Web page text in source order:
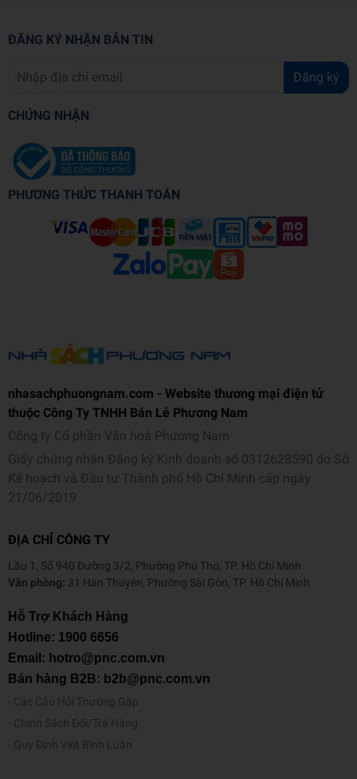
ĐĂNG KÝ NHẬN BẢN TIN
Đăng ký
CHỨNG NHẬN
PHƯƠNG THỨC THANH TOÁN
nhasachphuongnam.com - Website thương mại điện tử
thuộc Công Ty TNHH Bán Lẻ Phương Nam
Công ty Cổ phần Văn hoá Phương Nam
Giấy chứng nhận Đăng ký Kinh doanh số 0312628590 do Sở
Kế hoạch và Đầu tư Thành phố Hồ Chí Minh cấp ngày
21/06/2019
ĐỊA CHỈ CÔNG TY
Lầu 1, Số 940 Đường 3/2, Phường Phú Thọ, TP. Hồ Chí Minh
Văn phòng: 31 Hàn Thuyên, Phường Sài Gòn, TP. Hồ Chí Minh
Hỗ Trợ Khách Hàng
Hotline: 1900 6656
Email: hotro@pnc.com.vn
Bán hàng B2B: b2b@pnc.com.vn
Các Câu Hỏi Thường Gặp
Chính Sách Đổi/Trả Hàng
Quy Định Viết Bình Luận